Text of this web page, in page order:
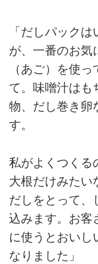
「だしパック
が、一番のお気
（あご）を使
て。味噌汁はも
物、だし巻き卵
す。
私がよくつくる
大根だけみたい
だしをとって、
込みます。お客
に使うとおいし
なりました」